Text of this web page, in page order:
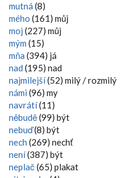
mutná (8)
mého (161) můj
moj (227) můj
mým (15)
mňa (394) já
nad (195) nad
najmilejší(52) milý / rozmilý
námi (96) my
navrátí(11)
něbudě(99) být
nebuď(8) být
nech (269) nechť
není(387) být
neplač (65) plakat